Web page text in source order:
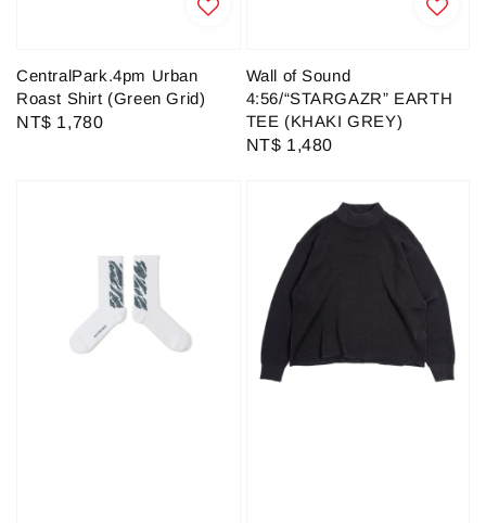
CentralPark.4pm Urban
Roast Shirt (Green Grid)
Regular
NT$ 1,780
Wall of Sound
4:56/“STARGAZR” EARTH
TEE (KHAKI GREY)
Regular
NT$ 1,480